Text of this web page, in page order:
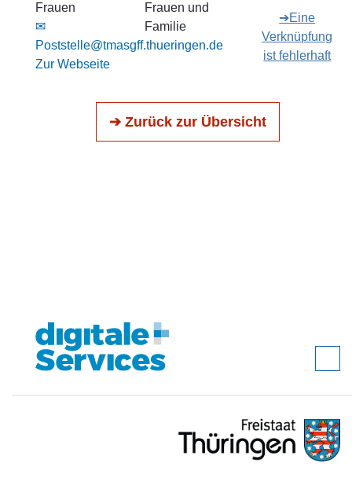
Frauen
✉
Poststelle@tmasgff.thueringen.de
Zur Webseite
Frauen und
Familie
➔Eine
Verknüpfung
ist fehlerhaft
➔ Zurück zur Übersicht